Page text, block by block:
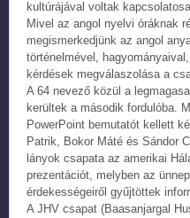
kultúrájával voltak
Mivel az angol nyelvi óráknak
megismerkedjünk az angol
történelmével,
kérdések megválaszolása a
A 64 nevező közül a
kerültek a második fordulóba.
PowerPoint bemutatót kellett
Patrik, Bokor Máté és Sándor
lányok csapata az amerikai
prezentációt, melyben az
érdekességeiről gyűjtöttek
A JHV csapat (Baasanjargal